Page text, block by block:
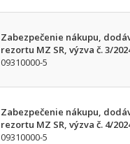
Zabezpečenie nákupu,
rezortu MZ SR, výzva č. 3/
09310000-5
Zabezpečenie nákupu,
rezortu MZ SR, výzva č. 4/
09310000-5